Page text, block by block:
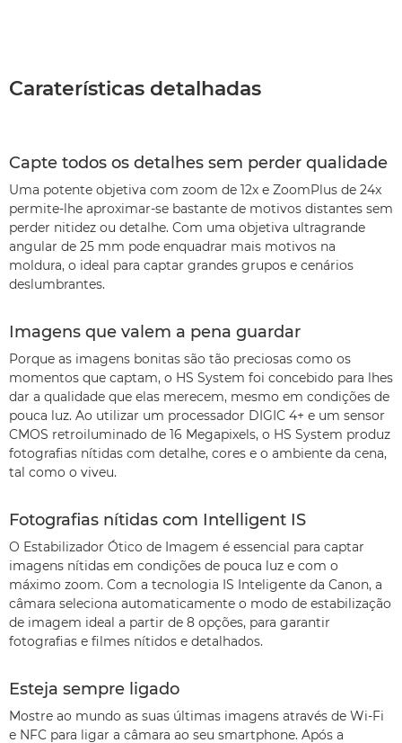
Caraterísticas detalhadas
Capte todos os detalhes sem perder qualidade
Uma potente objetiva com zoom de 12x e ZoomPlus de 24x
permite-lhe aproximar-se bastante de motivos distantes sem
perder nitidez ou detalhe. Com uma objetiva ultragrande
angular de 25 mm pode enquadrar mais motivos na
moldura, o ideal para captar grandes grupos e cenários
deslumbrantes.
Imagens que valem a pena guardar
Porque as imagens bonitas são tão preciosas como os
momentos que captam, o HS System foi concebido para lhes
dar a qualidade que elas merecem, mesmo em condições de
pouca luz. Ao utilizar um processador DIGIC 4+ e um sensor
CMOS retroiluminado de 16 Megapixels, o HS System produz
fotografias nítidas com detalhe, cores e o ambiente da cena,
tal como o viveu.
Fotografias nítidas com Intelligent IS
O Estabilizador Ótico de Imagem é essencial para captar
imagens nítidas em condições de pouca luz e com o
máximo zoom. Com a tecnologia IS Inteligente da Canon, a
câmara seleciona automaticamente o modo de estabilização
de imagem ideal a partir de 8 opções, para garantir
fotografias e filmes nítidos e detalhados.
Esteja sempre ligado
Mostre ao mundo as suas últimas imagens através de Wi-Fi
e NFC para ligar a câmara ao seu smartphone. Após a